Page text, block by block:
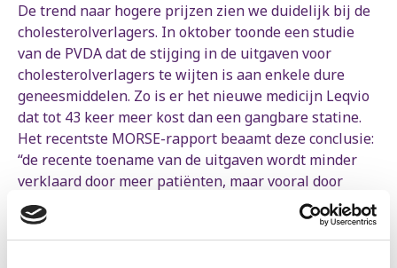
De trend naar hogere prijzen zien we duidelijk bij de
cholesterolverlagers. In oktober toonde een studie
van de PVDA dat de stijging in de uitgaven voor
cholesterolverlagers te wijten is aan enkele dure
geneesmiddelen. Zo is er het nieuwe medicijn Leqvio
dat tot 43 keer meer kost dan een gangbare statine.
Het recentste MORSE-rapport beaamt deze conclusie:
“de recente toename van de uitgaven wordt minder
verklaard door meer patiënten, maar vooral door
intensievere therapieën en de introductie van
duurdere nieuwe geneesmiddelen”.